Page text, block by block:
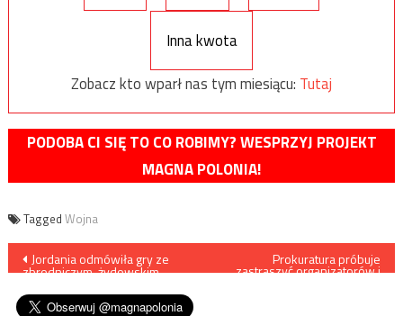
Inna kwota
Zobacz kto wparł nas tym miesiącu: Tutaj
PODOBA CI SIĘ TO CO ROBIMY? WESPRZYJ PROJEKT
MAGNA POLONIA!
Tagged Wojna
Nawigacja
wpisu
Jordania odmówiła gry ze
zbrodniczym, żydowskim
Prokuratura próbuje
zastraszyć organizatorów i